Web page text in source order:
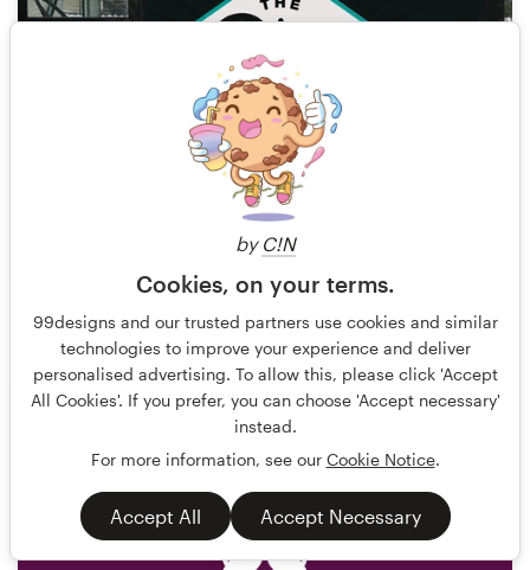
by C!N
Cookies, on your terms.
99designs and our trusted partners use cookies and similar
technologies to improve your experience and deliver
personalised advertising. To allow this, please click 'Accept
All Cookies'. If you prefer, you can choose 'Accept necessary'
instead.
For more information, see our Cookie Notice.
Accept All Accept Necessary
Priyo 193